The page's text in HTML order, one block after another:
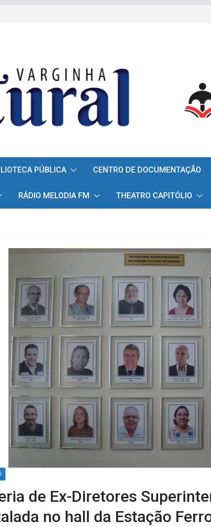
PÚBLICA CENTRO DE DOCUMENTAÇÃO
RÁDIO MELODIA FM THEATRO CAPITÓLIO
de Ex-Diretores
no hall da Estação